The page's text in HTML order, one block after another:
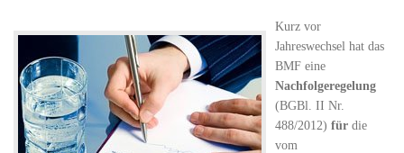
Kurz vor
Jahreswechsel hat das
BMF eine
Nachfolgeregelung
(BGBl. II Nr.
488/2012) für die
vom